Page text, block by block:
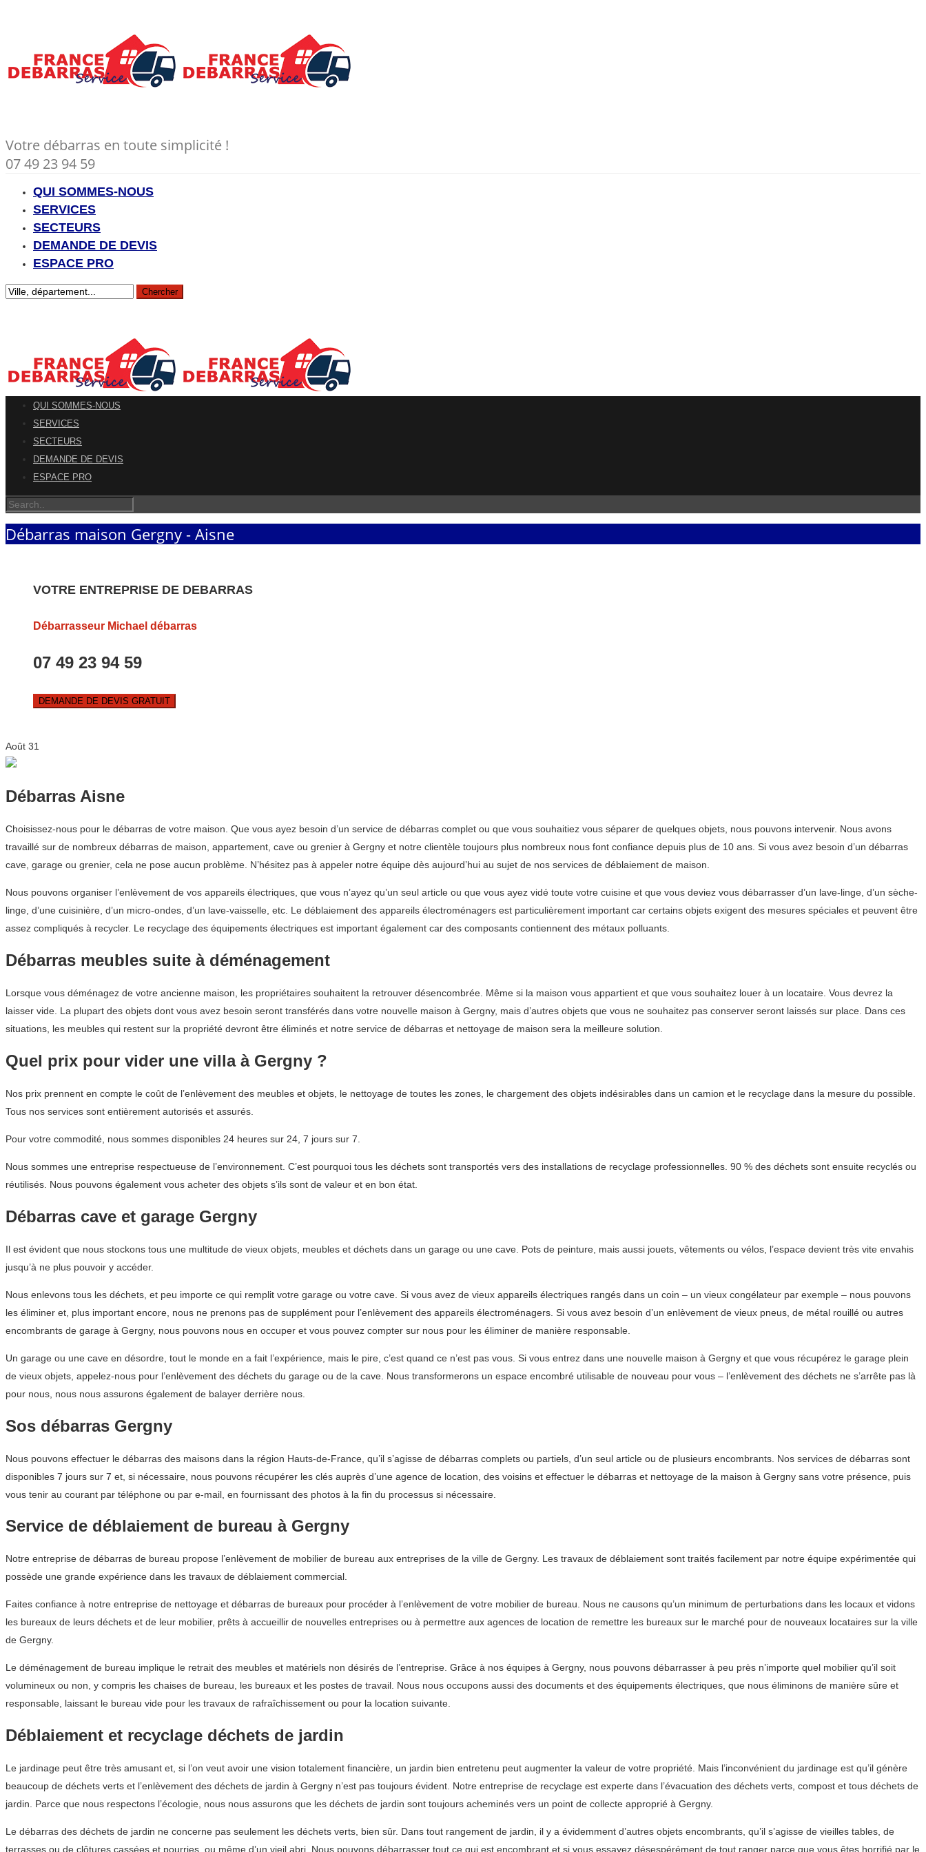
Votre débarras en toute simplicité !
07 49 23 94 59
QUI SOMMES-NOUS
SERVICES
SECTEURS
DEMANDE DE DEVIS
ESPACE PRO
QUI SOMMES-NOUS
SERVICES
SECTEURS
DEMANDE DE DEVIS
ESPACE PRO
Débarras maison Gergny - Aisne
VOTRE ENTREPRISE DE DEBARRAS
Débarrasseur Michael débarras
07 49 23 94 59
DEMANDE DE DEVIS GRATUIT
Août 31
Débarras Aisne
Choisissez-nous pour le débarras de votre maison. Que vous ayez besoin d’un service de débarras complet ou que vous souhaitiez vous séparer de quelques objets, nous pouvons intervenir. Nous avons
travaillé sur de nombreux débarras de maison, appartement, cave ou grenier à Gergny et notre clientèle toujours plus nombreux nous font confiance depuis plus de 10 ans. Si vous avez besoin d’un débarras
cave, garage ou grenier, cela ne pose aucun problème. N’hésitez pas à appeler notre équipe dès aujourd’hui au sujet de nos services de déblaiement de maison.
Nous pouvons organiser l’enlèvement de vos appareils électriques, que vous n’ayez qu’un seul article ou que vous ayez vidé toute votre cuisine et que vous deviez vous débarrasser d’un lave-linge, d’un sèche-
linge, d’une cuisinière, d’un micro-ondes, d’un lave-vaisselle, etc. Le déblaiement des appareils électroménagers est particulièrement important car certains objets exigent des mesures spéciales et peuvent être
assez compliqués à recycler. Le recyclage des équipements électriques est important également car des composants contiennent des métaux polluants.
Débarras meubles suite à déménagement
Lorsque vous déménagez de votre ancienne maison, les propriétaires souhaitent la retrouver désencombrée. Même si la maison vous appartient et que vous souhaitez louer à un locataire. Vous devrez la
laisser vide. La plupart des objets dont vous avez besoin seront transférés dans votre nouvelle maison à Gergny, mais d’autres objets que vous ne souhaitez pas conserver seront laissés sur place. Dans ces
situations, les meubles qui restent sur la propriété devront être éliminés et notre service de débarras et nettoyage de maison sera la meilleure solution.
Quel prix pour vider une villa à Gergny ?
Nos prix prennent en compte le coût de l’enlèvement des meubles et objets, le nettoyage de toutes les zones, le chargement des objets indésirables dans un camion et le recyclage dans la mesure du possible.
Tous nos services sont entièrement autorisés et assurés.
Pour votre commodité, nous sommes disponibles 24 heures sur 24, 7 jours sur 7.
Nous sommes une entreprise respectueuse de l’environnement. C’est pourquoi tous les déchets sont transportés vers des installations de recyclage professionnelles. 90 % des déchets sont ensuite recyclés ou
réutilisés. Nous pouvons également vous acheter des objets s’ils sont de valeur et en bon état.
Débarras cave et garage Gergny
Il est évident que nous stockons tous une multitude de vieux objets, meubles et déchets dans un garage ou une cave. Pots de peinture, mais aussi jouets, vêtements ou vélos, l’espace devient très vite envahis
jusqu’à ne plus pouvoir y accéder.
Nous enlevons tous les déchets, et peu importe ce qui remplit votre garage ou votre cave. Si vous avez de vieux appareils électriques rangés dans un coin – un vieux congélateur par exemple – nous pouvons
les éliminer et, plus important encore, nous ne prenons pas de supplément pour l’enlèvement des appareils électroménagers. Si vous avez besoin d’un enlèvement de vieux pneus, de métal rouillé ou autres
encombrants de garage à Gergny, nous pouvons nous en occuper et vous pouvez compter sur nous pour les éliminer de manière responsable.
Un garage ou une cave en désordre, tout le monde en a fait l’expérience, mais le pire, c’est quand ce n’est pas vous. Si vous entrez dans une nouvelle maison à Gergny et que vous récupérez le garage plein
de vieux objets, appelez-nous pour l’enlèvement des déchets du garage ou de la cave. Nous transformerons un espace encombré utilisable de nouveau pour vous – l’enlèvement des déchets ne s’arrête pas là
pour nous, nous nous assurons également de balayer derrière nous.
Sos débarras Gergny
Nous pouvons effectuer le débarras des maisons dans la région Hauts-de-France, qu’il s’agisse de débarras complets ou partiels, d’un seul article ou de plusieurs encombrants. Nos services de débarras sont
disponibles 7 jours sur 7 et, si nécessaire, nous pouvons récupérer les clés auprès d’une agence de location, des voisins et effectuer le débarras et nettoyage de la maison à Gergny sans votre présence, puis
vous tenir au courant par téléphone ou par e-mail, en fournissant des photos à la fin du processus si nécessaire.
Service de déblaiement de bureau à Gergny
Notre entreprise de débarras de bureau propose l’enlèvement de mobilier de bureau aux entreprises de la ville de Gergny. Les travaux de déblaiement sont traités facilement par notre équipe expérimentée qui
possède une grande expérience dans les travaux de déblaiement commercial.
Faites confiance à notre entreprise de nettoyage et débarras de bureaux pour procéder à l’enlèvement de votre mobilier de bureau. Nous ne causons qu’un minimum de perturbations dans les locaux et vidons
les bureaux de leurs déchets et de leur mobilier, prêts à accueillir de nouvelles entreprises ou à permettre aux agences de location de remettre les bureaux sur le marché pour de nouveaux locataires sur la ville
de Gergny.
Le déménagement de bureau implique le retrait des meubles et matériels non désirés de l’entreprise. Grâce à nos équipes à Gergny, nous pouvons débarrasser à peu près n’importe quel mobilier qu’il soit
volumineux ou non, y compris les chaises de bureau, les bureaux et les postes de travail. Nous nous occupons aussi des documents et des équipements électriques, que nous éliminons de manière sûre et
responsable, laissant le bureau vide pour les travaux de rafraîchissement ou pour la location suivante.
Déblaiement et recyclage déchets de jardin
Le jardinage peut être très amusant et, si l’on veut avoir une vision totalement financière, un jardin bien entretenu peut augmenter la valeur de votre propriété. Mais l’inconvénient du jardinage est qu’il génère
beaucoup de déchets verts et l’enlèvement des déchets de jardin à Gergny n’est pas toujours évident. Notre entreprise de recyclage est experte dans l’évacuation des déchets verts, compost et tous déchets de
jardin. Parce que nous respectons l’écologie, nous nous assurons que les déchets de jardin sont toujours acheminés vers un point de collecte approprié à Gergny.
Le débarras des déchets de jardin ne concerne pas seulement les déchets verts, bien sûr. Dans tout rangement de jardin, il y a évidemment d’autres objets encombrants, qu’il s’agisse de vieilles tables, de
terrasses ou de clôtures cassées et pourries, ou même d’un vieil abri. Nous pouvons débarrasser tout ce qui est encombrant et si vous essayez désespérément de tout ranger parce que vous êtes horrifié par le